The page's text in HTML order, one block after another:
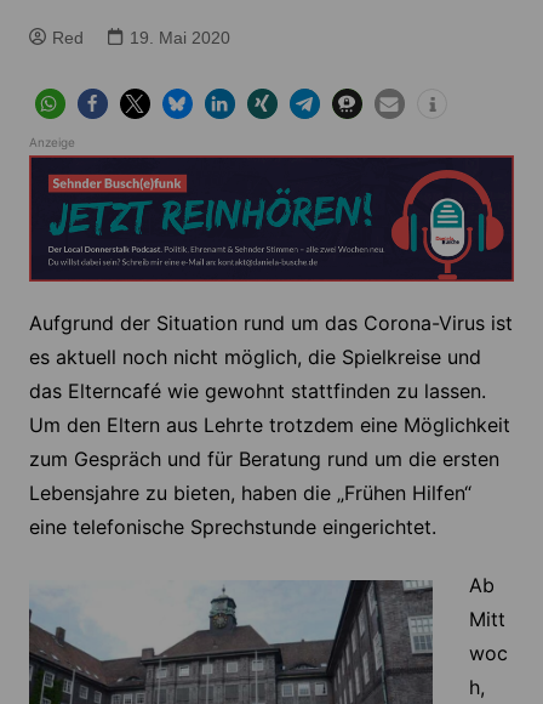
Red 19. Mai 2020
Anzeige
Aufgrund der Situation rund um das Corona-Virus ist
es aktuell noch nicht möglich, die Spielkreise und
das Elterncafé wie gewohnt stattfinden zu lassen.
Um den Eltern aus Lehrte trotzdem eine Möglichkeit
zum Gespräch und für Beratung rund um die ersten
Lebensjahre zu bieten, haben die „Frühen Hilfen“
eine telefonische Sprechstunde eingerichtet.
Ab
Mitt
woc
h,